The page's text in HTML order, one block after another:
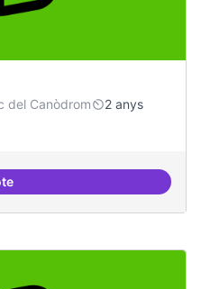
del Canòdrom
2 anys
Canòdrom